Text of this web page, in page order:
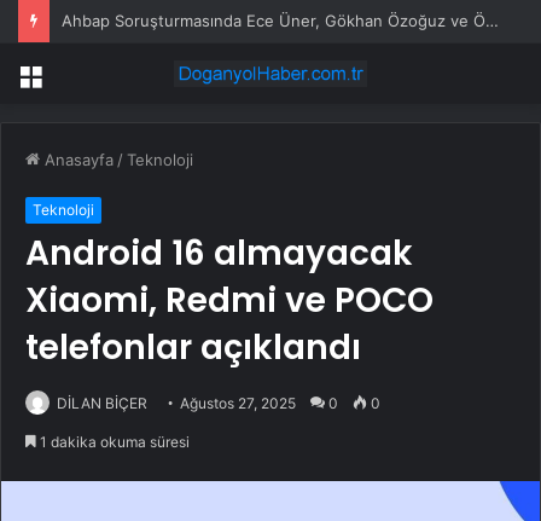
Ahbap Soruşturmasında Ece Üner, Gökhan Özoğuz ve Öykü Serter Tanık Olarak İfade Vermek Üzere Adliyeye Geldi
Menü
Anasayfa /Teknoloji
Teknoloji
Android 16 almayacak
Xiaomi, Redmi ve POCO
telefonlar açıklandı
DİLAN BİÇER Ağustos 27, 2025 0 0
1 dakika okuma süresi